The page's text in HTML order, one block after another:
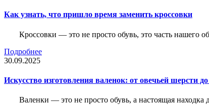
Как узнать, что пришло время заменить кроссовки
Кроссовки — это не просто обувь, это часть нашего
Подробнее
30.09.2025
Искусство изготовления валенок: от овечьей шерсти
Валенки — это не просто обувь, а настоящая